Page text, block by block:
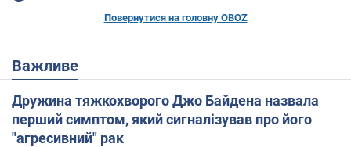
Повернутися на головну OBOZ
Важливе
Дружина тяжкохворого Джо Байдена назвала
перший симптом, який сигналізував про його
"агресивний" рак